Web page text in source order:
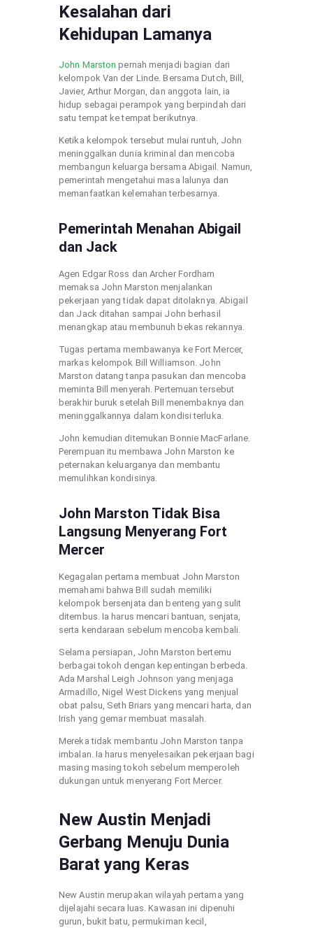
Kesalahan dari
Kehidupan Lamanya
John Marston pernah menjadi bagian dari
kelompok Van der Linde. Bersama Dutch, Bill,
Javier, Arthur Morgan, dan anggota lain, ia
hidup sebagai perampok yang berpindah dari
satu tempat ke tempat berikutnya.
Ketika kelompok tersebut mulai runtuh, John
meninggalkan dunia kriminal dan mencoba
membangun keluarga bersama Abigail. Namun,
pemerintah mengetahui masa lalunya dan
memanfaatkan kelemahan terbesarnya.
Pemerintah Menahan Abigail
dan Jack
Agen Edgar Ross dan Archer Fordham
memaksa John Marston menjalankan
pekerjaan yang tidak dapat ditolaknya. Abigail
dan Jack ditahan sampai John berhasil
menangkap atau membunuh bekas rekannya.
Tugas pertama membawanya ke Fort Mercer,
markas kelompok Bill Williamson. John
Marston datang tanpa pasukan dan mencoba
meminta Bill menyerah. Pertemuan tersebut
berakhir buruk setelah Bill menembaknya dan
meninggalkannya dalam kondisi terluka.
John kemudian ditemukan Bonnie MacFarlane.
Perempuan itu membawa John Marston ke
peternakan keluarganya dan membantu
memulihkan kondisinya.
John Marston Tidak Bisa
Langsung Menyerang Fort
Mercer
Kegagalan pertama membuat John Marston
memahami bahwa Bill sudah memiliki
kelompok bersenjata dan benteng yang sulit
ditembus. Ia harus mencari bantuan, senjata,
serta kendaraan sebelum mencoba kembali.
Selama persiapan, John Marston bertemu
berbagai tokoh dengan kepentingan berbeda.
Ada Marshal Leigh Johnson yang menjaga
Armadillo, Nigel West Dickens yang menjual
obat palsu, Seth Briars yang mencari harta, dan
Irish yang gemar membuat masalah.
Mereka tidak membantu John Marston tanpa
imbalan. Ia harus menyelesaikan pekerjaan bagi
masing masing tokoh sebelum memperoleh
dukungan untuk menyerang Fort Mercer.
New Austin Menjadi
Gerbang Menuju Dunia
Barat yang Keras
New Austin merupakan wilayah pertama yang
dijelajahi secara luas. Kawasan ini dipenuhi
gurun, bukit batu, permukiman kecil,